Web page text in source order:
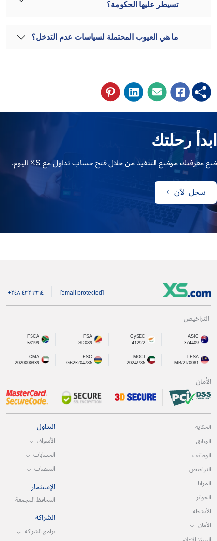
تسيطر عليها الحكومة؟
ما هي العيوب المحتملة لسياسات عدم التدخل؟
ابدأ رحلتك
ضع معرفتك موضع التنفيذ من خلال فتح حساب تداول مع XS اليوم.
سجل الآن
[email protected] +۲٤۸ ٤۳۲ ۳۳۱٤
التراخيص
ASIC
374409
CySEC
412/22
FSA
SD089
FSCA
53199
LFSA
MB/21/0081
MOCI
2024/786
FSC
GB25204786
CMA
2020000339
الأمان
الحكاية
الوثائق
الوظائف
التراخيص
المزايا
الجوائز
الأنشطة
الأمان
التداول
الأسواق
الحسابات
المنصات
الإستثمار
المحافظ المجمعة
الشراكة
برامج الشراكة